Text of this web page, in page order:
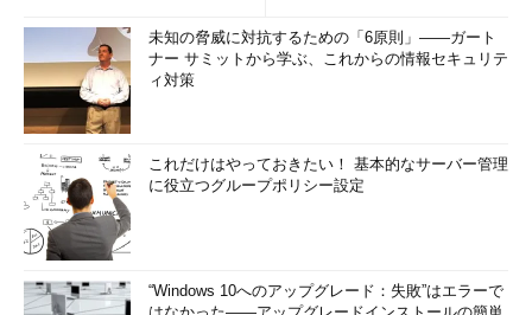
未知の脅威に対抗するための「6原則」――ガート
ナー サミットから学ぶ、これからの情報セキュリテ
ィ対策
これだけはやっておきたい！ 基本的なサーバー管理
に役立つグループポリシー設定
“Windows 10へのアップグレード：失敗”はエラーで